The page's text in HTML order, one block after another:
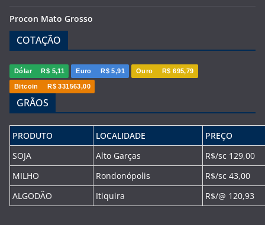
Procon Mato Grosso
COTAÇÃO
Dólar R$ 5,11 Euro R$ 5,91 Ouro R$ 695,79
Bitcoin R$ 331563,00
GRÃOS
PRODUTO LOCALIDADE
PREÇO
SOJA
Alto Garças
R$/sc 129,00
MILHO
Rondonópolis
R$/sc 43,00
ALGODÃO
Itiquira R$/@ 120,93